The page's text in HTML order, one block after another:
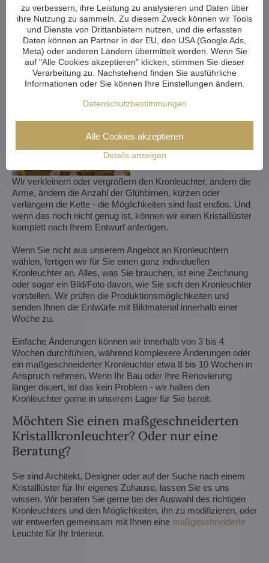
Wir verkleinern oder vergrößern den Kronleuchter, ändern die
Arme, ändern die Anzahl der Glühbirnen, kürzen oder
verlängern die Kette - die Möglichkeiten sind fast endlos. Und
wenn das noch nicht genug ist, können wir einen Kristalllüster
komplett nach Ihrem Entwurf anfertigen.
Wenn Sie nicht aus unserem Angebot an Kronleuchtern
wählen, fertigen wir für Sie einen ganz individuellen
Kronleuchter an. Alles, was Sie brauchen, ist eine Zeichnung
oder sogar ein Bild/Foto davon, wie Sie sich den Kronleuchter
vorstellen. Wir prüfen die Produktionsmöglichkeiten und
senden Ihnen die Entwürfe mit Bildmaterial innerhalb einer
Woche zu.
Einfache Änderungen können wir innerhalb von 3 bis 4
Wochen durchführen, während komplexere Änderungen oder
ein maßgeschneiderter Kronleuchter etwa 8 bis 10 Wochen in
Anspruch nehmen. Wenn Ihr Bau oder Ihre Renovierung
länger dauert, ist das kein Problem - wir halten den
Kronleuchter gerne in unserem Lager für Sie bereit.
Möchten Sie einen maßgeschneiderten
Kristallkronleuchter? Oder nur eine
Beratung?
Sie sind Architekt, Designer oder auf der Suche nach einem
Kristalllüster für Ihr eigenes Zuhause, lassen Sie es uns
wissen. Wir beraten Sie gerne bei der Auswahl des richtigen
Kronleuchters und den Möglichkeiten, ihn zu modifizieren, oder
wir entwerfen gemeinsam mit Ihnen eine maßgeschneiderte
Leuchte für Ihr Interieur.
zu verbessern, ihre Leistung zu analysieren und Daten über
ihre Nutzung zu sammeln. Zu diesem Zweck können wir Tools
und Dienste von Drittanbietern nutzen, und die erfassten
Daten können an Partner in der EU, den USA (Google Ads,
Meta) oder anderen Ländern übermittelt werden. Wenn Sie
auf "Alle Cookies akzeptieren" klicken, stimmen Sie dieser
Verarbeitung zu. Nachstehend finden Sie ausführliche
Informationen oder Sie können Ihre Einstellungen ändern.
Datenschutzbestimmungen
Details anzeigen
Alle Cookies akzeptieren